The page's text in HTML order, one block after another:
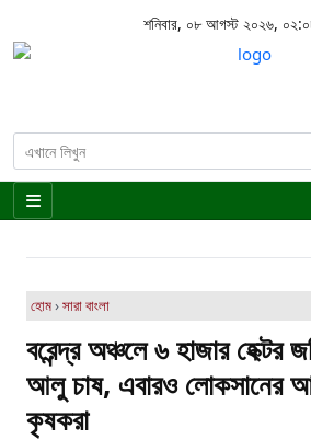
শনিবার, ০৮ আগস্ট ২০২৬,
হোম›সারা বাংলা
বরেন্দ্র অঞ্চলে ৬ হাজার হেক্টর
আলু চাষ, এবারও লোকসানের
কৃষকরা